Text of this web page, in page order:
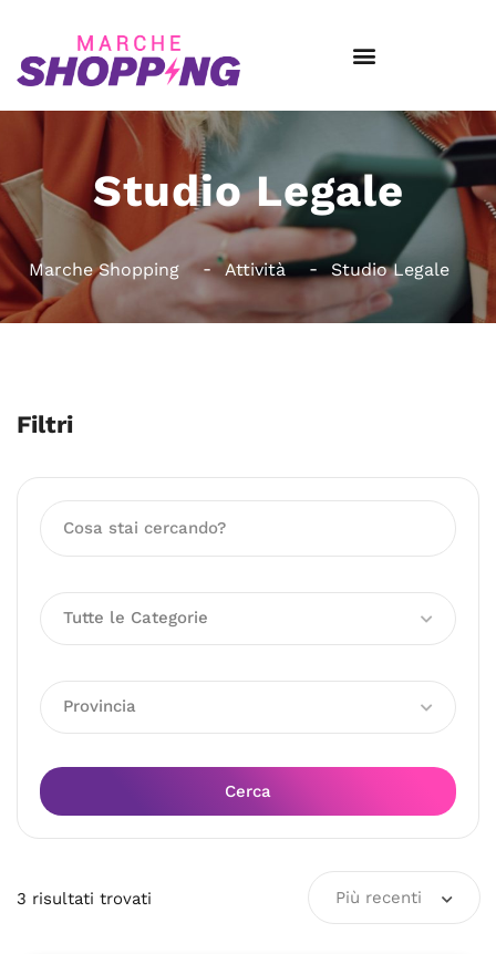
Studio Legale
Marche Shopping Attività Studio Legale
Filtri
Tutte le Categorie
Provincia
Cerca
3 risultati trovati Più recenti